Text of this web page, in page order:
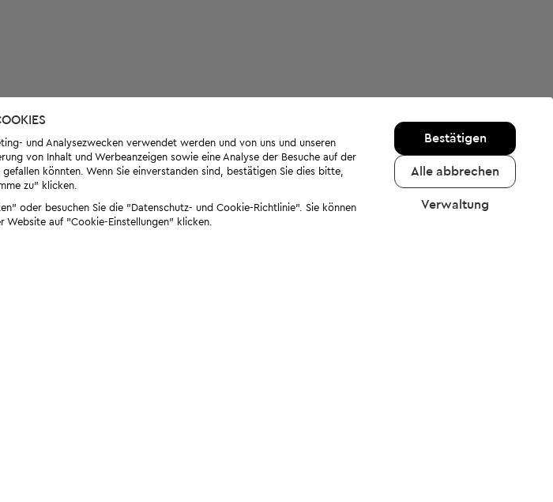
und Analysezwecken verwendet werden und von uns und unseren
von Inhalt und Werbeanzeigen sowie eine Analyse der Besuche auf der
könnten. Wenn Sie einverstanden sind, bestätigen Sie dies bitte,
zu" klicken.
oder besuchen Sie die "Datenschutz- und Cookie-Richtlinie". Sie können
Website auf "Cookie-Einstellungen" klicken.
Bestätigen
Alle abbrechen
Verwaltung